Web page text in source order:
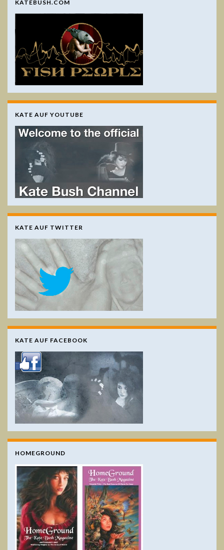
KATEBUSH.COM
KATE AUF YOUTUBE
KATE AUF TWITTER
KATE AUF FACEBOOK
HOMEGROUND